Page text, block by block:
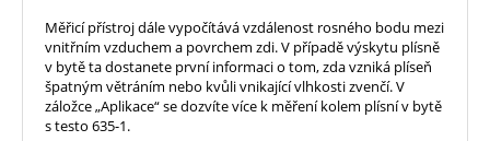
Měřicí přístroj dále vypočítává vzdálenost rosného bodu mezi
vnitřním vzduchem a povrchem zdi. V případě výskytu plísně
v bytě ta dostanete první informaci o tom, zda vzniká plíseň
špatným větráním nebo kvůli vnikající vlhkosti zvenčí. V
záložce „Aplikace“ se dozvíte více k měření kolem plísní v bytě
s testo 635-1.